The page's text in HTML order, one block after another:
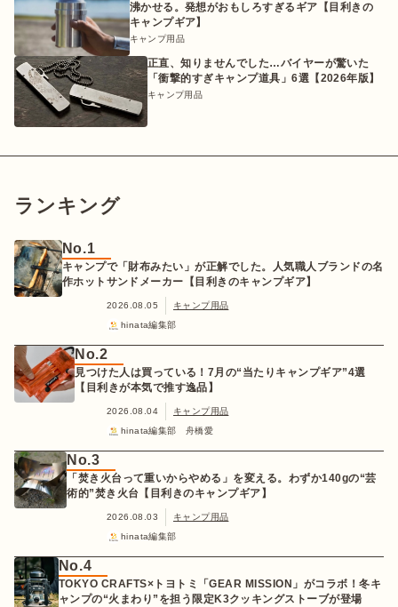
沸かせる。発想がおもしろすぎるギア【目利きの
キャンプギア】
キャンプ用品
正直、知りませんでした…バイヤーが驚いた
「衝撃的すぎキャンプ道具」6選【2026年版】
キャンプ用品
ランキング
No.1
キャンプで「財布みたい」が正解でした。人気職人ブランドの名
作ホットサンドメーカー【目利きのキャンプギア】
2026.08.05
キャンプ用品
hinata編集部
No.2
見つけた人は買っている！7月の“当たりキャンプギア”4選
【目利きが本気で推す逸品】
2026.08.04
キャンプ用品
hinata編集部 舟橋愛
No.3
「焚き火台って重いからやめる」を変える。わずか140gの“芸
術的”焚き火台【目利きのキャンプギア】
2026.08.03
キャンプ用品
hinata編集部
No.4
TOKYO CRAFTS×トヨトミ「GEAR MISSION」がコラボ！冬キ
ャンプの“火まわり”を担う限定K3クッキングストーブが登場